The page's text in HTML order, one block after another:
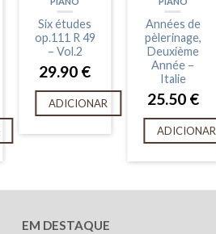
Six études
op.111 R 49
– Vol.2
29.90 €
ADICIONAR
Années de
pèlerinage,
Deuxième
Année –
Italie
25.50 €
ADICIONAR
EM DESTAQUE